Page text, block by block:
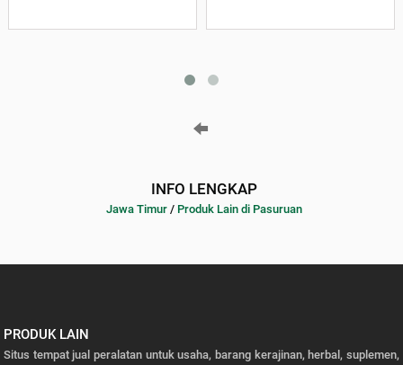
INFO LENGKAP
Jawa Timur / Produk Lain di Pasuruan
PRODUK LAIN
Situs tempat jual peralatan untuk usaha, barang kerajinan, herbal, suplemen,